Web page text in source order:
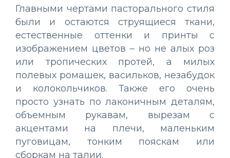
Главными чертами пасторального стиля
были и остаются струящиеся ткани,
естественные оттенки и принты с
изображением цветов – но не алых роз
или тропических протей, а милых
полевых ромашек, васильков, незабудок
и колокольчиков. Также его очень
просто узнать по лаконичным деталям,
объемным рукавам, вырезам с
акцентами на плечи, маленьким
пуговицам, тонким пояскам или
сборкам на талии.